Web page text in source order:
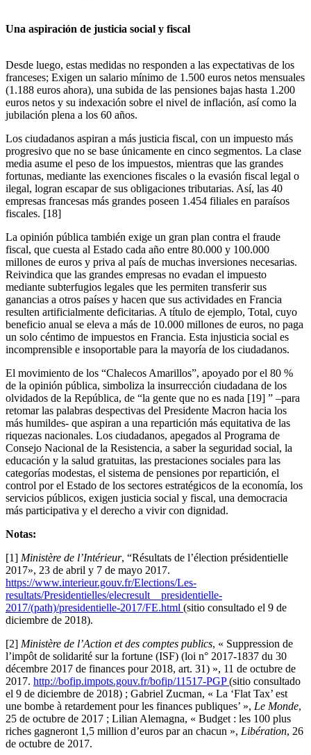
Una aspiración de justicia social y fiscal
Desde luego, estas medidas no responden a las expectativas de los
franceses; Exigen un salario mínimo de 1.500 euros netos mensuales
(1.188 euros ahora), una subida de las pensiones bajas hasta 1.200
euros netos y su indexación sobre el nivel de inflación, así como la
jubilación plena a los 60 años.
Los ciudadanos aspiran a más justicia fiscal, con un impuesto más
progresivo que no se base únicamente en cinco segmentos. La clase
media asume el peso de los impuestos, mientras que las grandes
fortunas, mediante las exenciones fiscales o la evasión fiscal legal o
ilegal, logran escapar de sus obligaciones tributarias. Así, las 40
empresas francesas más grandes poseen 1.454 filiales en paraísos
fiscales. [18]
La opinión pública también exige un gran plan contra el fraude
fiscal, que cuesta al Estado cada año entre 80.000 y 100.000
millones de euros y priva al país de muchas inversiones necesarias.
Reivindica que las grandes empresas no evadan el impuesto
mediante subterfugios legales que les permiten transferir sus
ganancias a otros países y hacen que sus actividades en Francia
resulten artificialmente deficitarias. A título de ejemplo, Total, cuyo
beneficio anual se eleva a más de 10.000 millones de euros, no paga
un solo céntimo de impuestos en Francia. Esta injusticia social es
incomprensible e insoportable para la mayoría de los ciudadanos.
El movimiento de los “Chalecos Amarillos”, apoyado por el 80 %
de la opinión pública, simboliza la insurrección ciudadana de los
olvidados de la República, de “la gente que no es nada [19] ” –para
retomar las palabras despectivas del Presidente Macron hacia los
más humildes- que aspiran a una repartición más equitativa de las
riquezas nacionales. Los ciudadanos, apegados al Programa de
Consejo Nacional de la Resistencia, a saber la seguridad social, la
educación y la salud gratuitas, las prestaciones sociales para las
categorías modestas, el sistema de pensiones por repartición, el
control por el Estado de los sectores estratégicos de la economía, los
servicios públicos, exigen justicia social y fiscal, una democracia
más participativa y el derecho a vivir con dignidad.
Notas:
[1] Ministère de l’Intérieur, “Résultats de l’élection présidentielle
2017», 23 de abril y 7 de mayo 2017.
https://www.interieur.gouv.fr/Elections/Les-
resultats/Presidentielles/elecresult__presidentielle-
2017/(path)/presidentielle-2017/FE.html (sitio consultado el 9 de
diciembre de 2018).
[2] Ministère de l’Action et des comptes publics, « Suppression de
l’impôt de solidarité sur la fortune (ISF) (loi n° 2017-1837 du 30
décembre 2017 de finances pour 2018, art. 31) », 11 de octubre de
2017. http://bofip.impots.gouv.fr/bofip/11517-PGP(sitio consultado
el 9 de diciembre de 2018) ; Gabriel Zucman, « La ‘Flat Tax’ est
une bombe à retardement pour les finances publiques’ », Le Monde,
25 de octubre de 2017 ; Lilian Alemagna, « Budget : les 100 plus
riches gagneront 1,5 million d’euros par an chacun », Libération, 26
de octubre de 2017.